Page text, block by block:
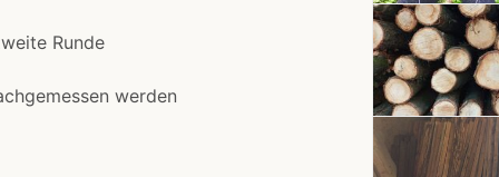
Runde
werden